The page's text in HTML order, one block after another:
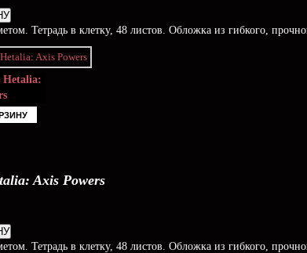
Тетрадь в клетку, 48 листов. Обложка из гибкого,
Hetalia:
Axis Powers
Тетрадь в клетку, 48 листов. Обложка из гибкого,